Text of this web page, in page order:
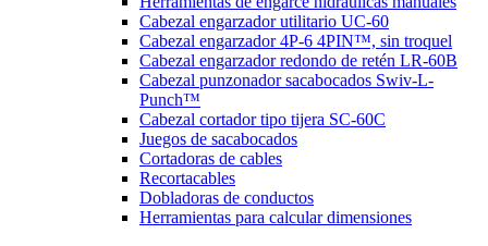
Cabezal engarzador utilitario UC-60
Cabezal engarzador 4P-6 4PIN™, sin troquel
Cabezal engarzador redondo de retén LR-60B
Cabezal punzonador sacabocados Swiv-L-
Punch™
Cabezal cortador tipo tijera SC-60C
Juegos de sacabocados
Cortadoras de cables
Recortacables
Dobladoras de conductos
Herramientas para calcular dimensiones